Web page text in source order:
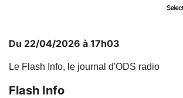
Du 22/04/2026 à 17h03
Le Flash Info, le journal d'ODS radio
Flash Info